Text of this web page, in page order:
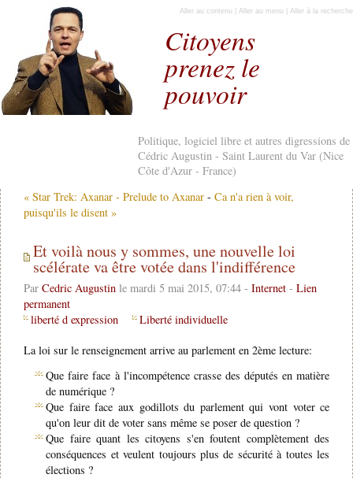
Citoyens
prenez le
pouvoir
Politique, logiciel libre et autres digressions de
Cédric Augustin - Saint Laurent du Var (Nice
Côte d'Azur - France)
Aller au contenu Aller au menu Aller à la recherche
« Star Trek: Axanar - Prelude to Axanar - Ca n'a rien à voir,
puisqu'ils le disent »
Et voilà nous y sommes, une nouvelle loi
scélérate va être votée dans l'indifférence
Par Cedric Augustinle mardi 5 mai 2015, 07:44 - Internet- Lien
permanent
liberté d expression
Liberté individuelle
La loi sur le renseignement arrive au parlement en 2ème lecture:
Que faire face à l'incompétence crasse des députés en matière
de numérique ?
Que faire face aux godillots du parlement qui vont voter ce
qu'on leur dit de voter sans même se poser de question ?
Que faire quant les citoyens s'en foutent complètement des
conséquences et veulent toujours plus de sécurité à toutes les
élections ?